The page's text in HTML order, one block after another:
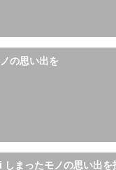
の思い出を
まったモノの思い出を